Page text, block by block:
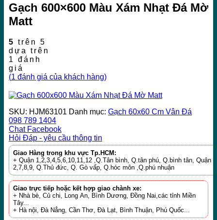
Gạch 600×600 Màu Xám Nhạt Đá Mờ
Matt
5 trên 5
dựa trên
1
đánh
giá
(1 đánh giá của khách hàng)
SKU: HJM63101 Danh mục: Gạch 60x60 Cm Vân Đá
098 789 1404
Chat Facebook
Hỏi Đáp - yêu cầu thông tin
Giao Hàng trong khu vực Tp.HCM:
+ Quận 1,2,3,4,5,6,10,11,12 ,Q.Tân bình, Q.tân phú, Q.bình tân, Quận
2,7,8,9, Q.Thủ đức, Q. Gò vấp, Q.hóc môn ,Q.phú nhuận
Giao trực tiếp hoặc kết hợp giao chành xe:
+ Nhà bè, Củ chi, Long An, Bình Dương, Đồng Nai,các tỉnh Miền
Tây...
+ Hà nội, Đà Nẳng, Cần Thơ, Đà Lạt, Bình Thuận, Phú Quốc...